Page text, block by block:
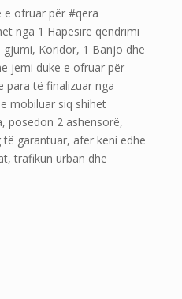
e ofruar për #qera
nga 1 Hapësirë qëndrimi
Koridor, 1 Banjo dhe
jemi duke e ofruar për
para të finalizuar nga
mobiluar siq shihet
posedon 2 ashensorë,
garantuar, afer keni edhe
trafikun urban dhe